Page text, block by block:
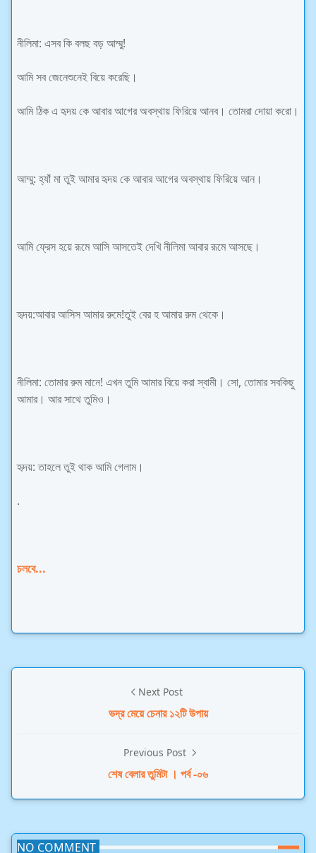
নীলিমা: এসব কি বলছ বড় আম্মু!
আমি সব জেনেশুনেই বিয়ে করেছি।
আমি ঠিক এ হৃদয় কে আবার আগের অবস্থায় ফিরিয়ে আনব। তোমরা দোয়া করো।
আম্মু: হ্যাঁ মা তুই আমার হৃদয় কে আবার আগের অবস্থায় ফিরিয়ে আন।
আমি ফ্রেস হয়ে রূমে আসি আসতেই দেখি নীলিমা আবার রূমে আসছে।
হৃদয়:আবার আসিস আমার রুমে!তুই বের হ আমার রুম থেকে।
নীলিমা: তোমার রুম মানে! এখন তুমি আমার বিয়ে করা স্বামী। সো, তোমার সবকিছু
আমার। আর সাথে তুমিও।
হৃদয়: তাহলে তুই থাক আমি গেলাম।
.
চলবে...
Next Post
ভদ্র মেয়ে চেনার ১২টি উপায়
Previous Post
শেষ বেলার তুমিটা । পর্ব -০৬
NO COMMENT